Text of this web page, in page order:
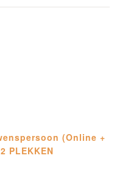
(Online +
PLEKKEN